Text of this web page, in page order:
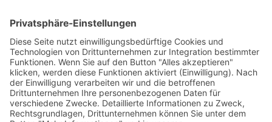
Abschleppdienst Ihnen Benzin oder Diesel direkt
vor Ort liefern, damit Sie Ihre Fahrt fortsetzen
können. Türöffnung: Wenn Sie versehentlich Ihre
Schlüssel im Fahrzeug eingeschlossen haben, kann
ein Abschleppdienst Ihnen bei der Türöffnung
helfen, damit Sie wieder Zugang zu Ihrem Fahrzeug
erhalten. Es ist wichtig zu beachten, dass nicht alle